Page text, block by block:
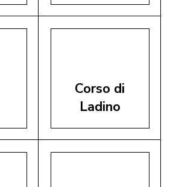
Corso di
Ladino